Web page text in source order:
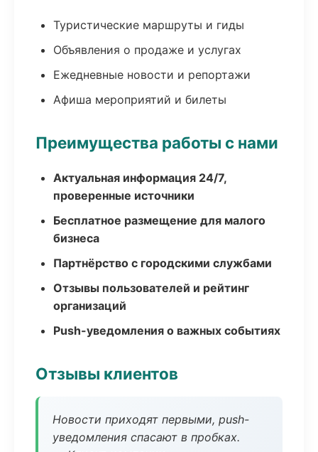
Туристические маршруты и гиды
Объявления о продаже и услугах
Ежедневные новости и репортажи
Афиша мероприятий и билеты
Преимущества работы с нами
Актуальная информация 24/7,
проверенные источники
Бесплатное размещение для малого
бизнеса
Партнёрство с городскими службами
Отзывы пользователей и рейтинг
организаций
Push-уведомления о важных событиях
Отзывы клиентов
Новости приходят первыми, push-
уведомления спасают в пробках.